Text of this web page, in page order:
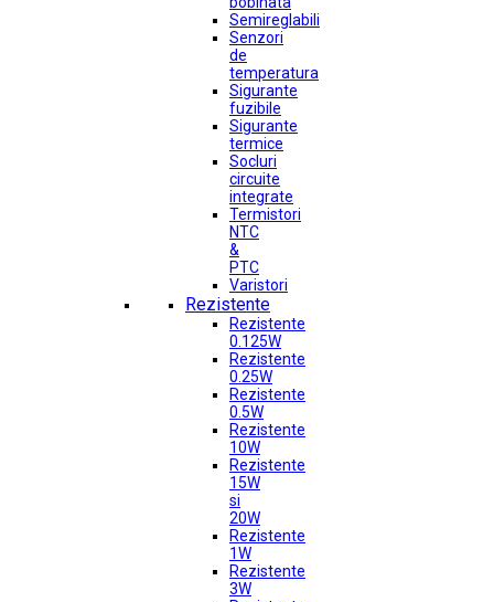
Semireglabili
Senzori
de
temperatura
Sigurante
fuzibile
Sigurante
termice
Socluri
circuite
integrate
Termistori
NTC
&
PTC
Varistori
Rezistente
Rezistente
0.125W
Rezistente
0.25W
Rezistente
0.5W
Rezistente
10W
Rezistente
15W
si
20W
Rezistente
1W
Rezistente
3W